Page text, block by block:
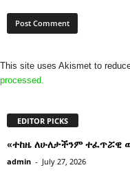
This site uses Akismet to
processed.
EDITOR PICKS
«ተከዜ ለሁለታችንም ተፈጥሯዊ
admin - July 27, 2026